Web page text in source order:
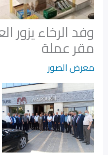
وفد الرخاء
مقر عملة
معرض الصور